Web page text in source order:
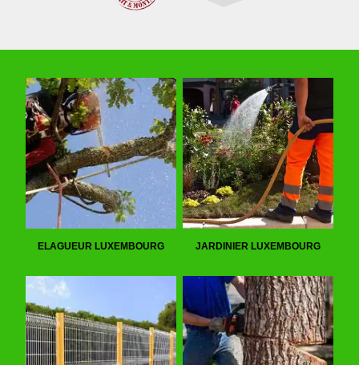
ELAGUEUR LUXEMBOURG JARDINIER LUXEMBOURG